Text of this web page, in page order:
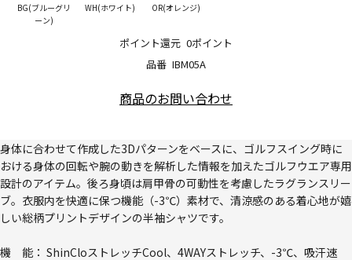
品番 IBM05A
ポイント還元 0ポイント
BG(ブルーグリ
ーン)
WH(ホワイト) OR(オレンジ)
商品のお問い合わせ
身体に合わせて作成した3Dパターンをベースに、ゴルフスイング時に
おける身体の回転や腕の動きを解析した情報を加えたゴルフウエア専用
設計のアイテム。後ろ身頃は肩甲骨の可動性を考慮したラグランスリー
ブ。衣服内を快適に保つ機能（-3℃）素材で、清涼感のある着心地が嬉
しい総柄プリントデザインの半袖シャツです。
機 能： ShinCloストレッチCool、4WAYストレッチ、-3℃、吸汗速